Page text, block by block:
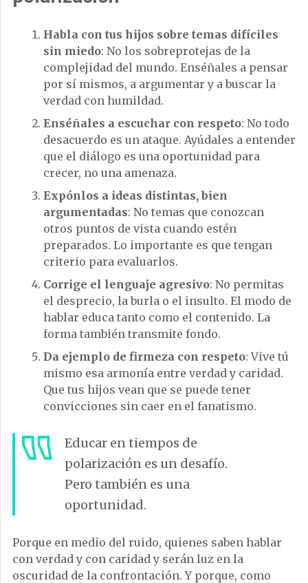
Habla con tus hijos sobre temas difíciles
sin miedo: No los sobreprotejas de la
complejidad del mundo. Enséñales a pensar
por sí mismos, a argumentar y a buscar la
verdad con humildad.
Enséñales a escuchar con respeto: No todo
desacuerdo es un ataque. Ayúdales a entender
que el diálogo es una oportunidad para
crecer, no una amenaza.
Expónlos a ideas distintas, bien
argumentadas: No temas que conozcan
otros puntos de vista cuando estén
preparados. Lo importante es que tengan
criterio para evaluarlos.
Corrige el lenguaje agresivo: No permitas
el desprecio, la burla o el insulto. El modo de
hablar educa tanto como el contenido. La
forma también transmite fondo.
Da ejemplo de firmeza con respeto: Vive tú
mismo esa armonía entre verdad y caridad.
Que tus hijos vean que se puede tener
convicciones sin caer en el fanatismo.
Educar en tiempos de
polarización es un desafío.
Pero también es una
oportunidad.
Porque en medio del ruido, quienes saben hablar
con verdad y con caridad y serán luz en la
oscuridad de la confrontación. Y porque, como